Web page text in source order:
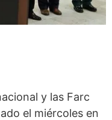
y las Farc
el miércoles en